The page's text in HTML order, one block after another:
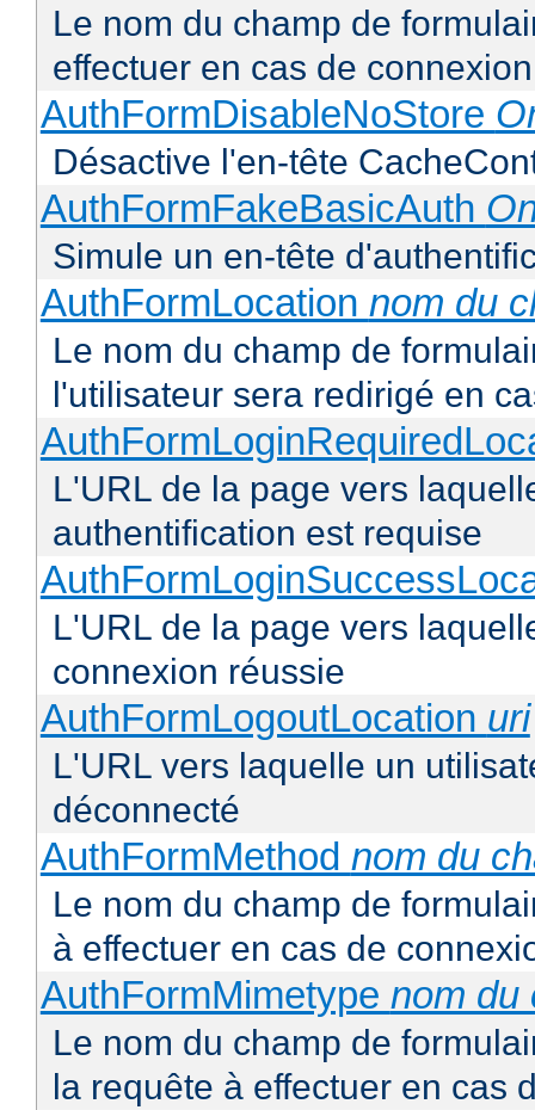
Le nom du champ de
effectuer en cas de
AuthFormDisableNoStore
Désactive l'en-tête
AuthFormFakeBasicAuth
Simule un en-tête
AuthFormLocation nom du
Le nom du champ de
l'utilisateur sera redirigé en
L'URL de la page vers
authentification est requise
L'URL de la page vers
connexion réussie
AuthFormLogoutLocation uri
L'URL vers laquelle un
déconnecté
AuthFormMethod nom du
Le nom du champ de
à effectuer en cas de
AuthFormMimetype nom du
Le nom du champ de
la requête à effectuer en cas